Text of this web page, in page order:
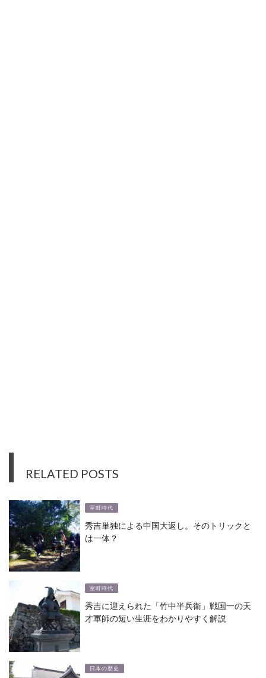
RELATED POSTS
室町時代
秀吉単独による中国大返し。そのトリックと
は一体？
室町時代
秀吉に迎えられた「竹中半兵衛」戦国一の天
才軍師の短い生涯をわかりやすく解説
日本の歴史